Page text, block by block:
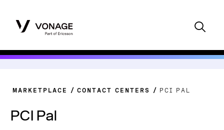
MARKETPLACE CONTACT CENTERS PCI PAL
PCI Pal